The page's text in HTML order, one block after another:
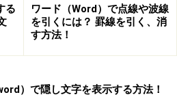
る
ワード（Word）で点線や波線
を引くには？ 罫線を引く、消
す方法！
）で隠し文字を表示する方法！